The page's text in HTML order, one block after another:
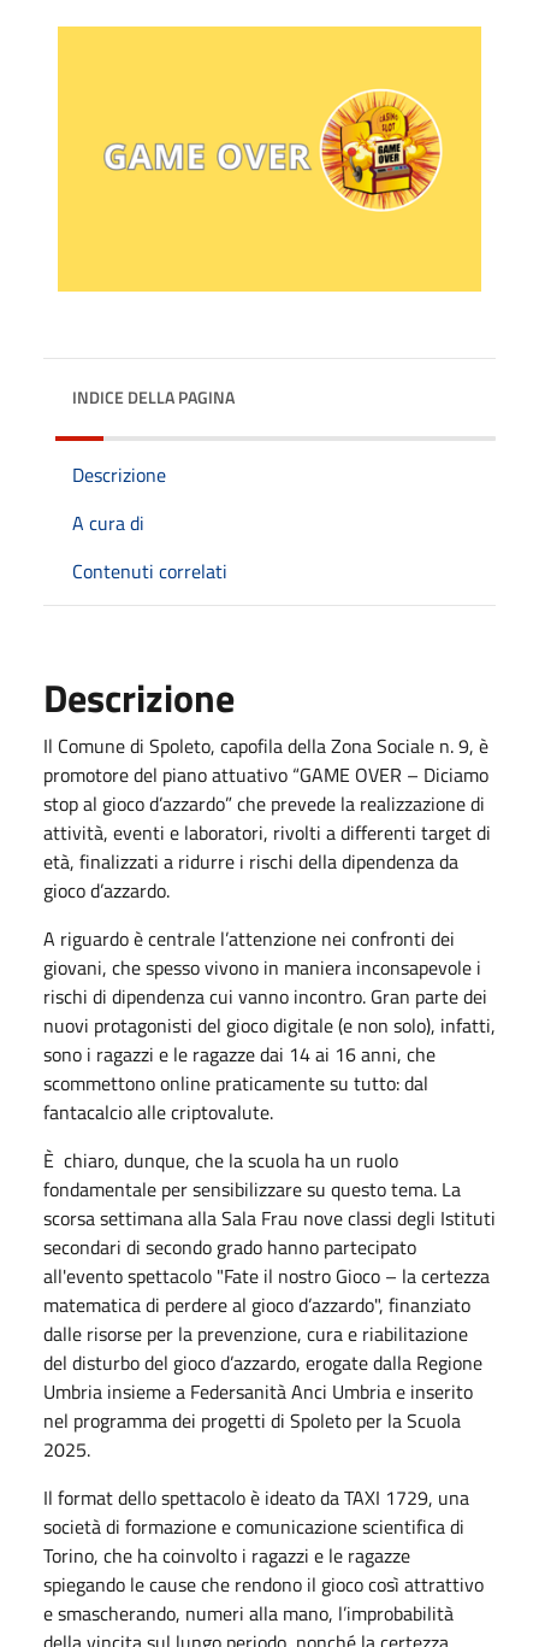
INDICE DELLA PAGINA
Descrizione
A cura di
Contenuti correlati
Descrizione
Il Comune di Spoleto, capofila della Zona Sociale n. 9, è
promotore del piano attuativo “GAME OVER – Diciamo
stop al gioco d’azzardo” che prevede la realizzazione di
attività, eventi e laboratori, rivolti a differenti target di
età, finalizzati a ridurre i rischi della dipendenza da
gioco d’azzardo.
A riguardo è centrale l’attenzione nei confronti dei
giovani, che spesso vivono in maniera inconsapevole i
rischi di dipendenza cui vanno incontro. Gran parte dei
nuovi protagonisti del gioco digitale (e non solo), infatti,
sono i ragazzi e le ragazze dai 14 ai 16 anni, che
scommettono online praticamente su tutto: dal
fantacalcio alle criptovalute.
È chiaro, dunque, che la scuola ha un ruolo
fondamentale per sensibilizzare su questo tema. La
scorsa settimana alla Sala Frau nove classi degli Istituti
secondari di secondo grado hanno partecipato
all'evento spettacolo "Fate il nostro Gioco – la certezza
matematica di perdere al gioco d’azzardo", finanziato
dalle risorse per la prevenzione, cura e riabilitazione
del disturbo del gioco d’azzardo, erogate dalla Regione
Umbria insieme a Federsanità Anci Umbria e inserito
nel programma dei progetti di Spoleto per la Scuola
2025.
Il format dello spettacolo è ideato da TAXI 1729, una
società di formazione e comunicazione scientifica di
Torino, che ha coinvolto i ragazzi e le ragazze
spiegando le cause che rendono il gioco così attrattivo
e smascherando, numeri alla mano, l’improbabilità